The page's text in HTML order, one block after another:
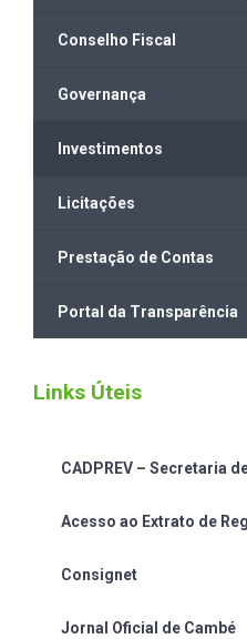
Conselho Fiscal
Governança
Investimentos
Licitações
Prestação de Contas
Portal da Transparência
Links Úteis
CADPREV – Secretaria
Acesso ao Extrato de
Consignet
Jornal Oficial de Cambé